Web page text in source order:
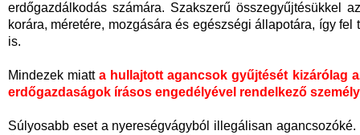
erdőgazdálkodás számára. Szakszerű összegyűjtésükkel
korára, méretére, mozgására és egészségi állapotára, így
is.
Mindezek miatta hullajtott agancsok gyűjtését kizárólag
erdőgazdaságok írásos engedélyével rendelkező
Súlyosabb eset a nyereségvágyból illegálisan